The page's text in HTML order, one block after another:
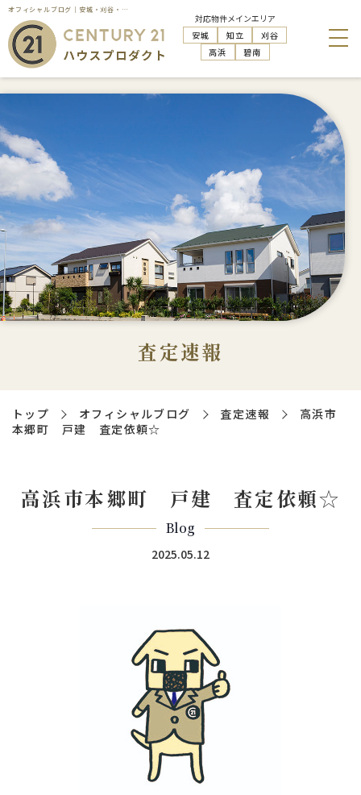
オフィシャルブログ｜安城・刈谷・知立・高浜の不動産売却はハウスプロダクト
対応物件メインエリア
安城
知立
刈谷
高浜
碧南
査定速報
トップ オフィシャルブログ 査定速報
高浜市
本郷町 戸建 査定依頼☆
高浜市本郷町 戸建 査定依頼☆
Blog
2025.05.12